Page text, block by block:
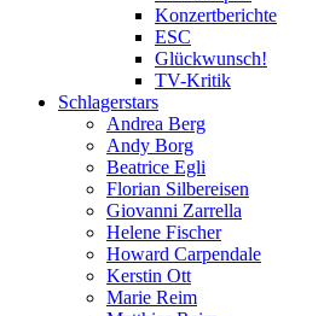
Konzertberichte
ESC
Glückwunsch!
TV-Kritik
Schlagerstars
Andrea Berg
Andy Borg
Beatrice Egli
Florian Silbereisen
Giovanni Zarrella
Helene Fischer
Howard Carpendale
Kerstin Ott
Marie Reim